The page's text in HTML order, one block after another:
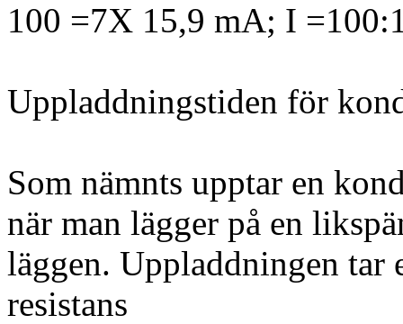
100 =7X 15,9 mA; I
Uppladdningstiden för
Som nämnts upptar en
när man lägger på en
läggen. Uppladdningen tar
resistans